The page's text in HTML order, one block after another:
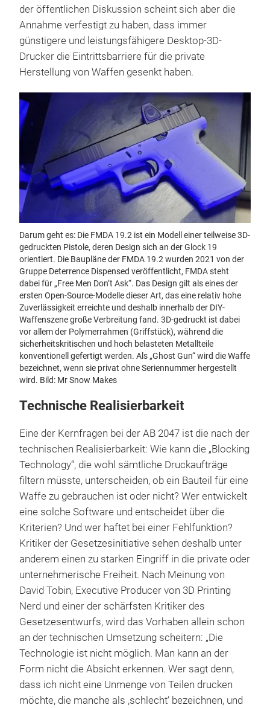
der öffentlichen Diskussion scheint sich aber die
Annahme verfestigt zu haben, dass immer
günstigere und leistungsfähigere Desktop-3D-
Drucker die Eintrittsbarriere für die private
Herstellung von Waffen gesenkt haben.
Darum geht es: Die FMDA 19.2 ist ein Modell einer teilweise 3D-
gedruckten Pistole, deren Design sich an der Glock 19
orientiert. Die Baupläne der FMDA 19.2 wurden 2021 von der
Gruppe Deterrence Dispensed veröffentlicht, FMDA steht
dabei für „Free Men Don’t Ask“. Das Design gilt als eines der
ersten Open-Source-Modelle dieser Art, das eine relativ hohe
Zuverlässigkeit erreichte und deshalb innerhalb der DIY-
Waffenszene große Verbreitung fand. 3D-gedruckt ist dabei
vor allem der Polymerrahmen (Griffstück), während die
sicherheitskritischen und hoch belasteten Metallteile
konventionell gefertigt werden. Als „Ghost Gun“ wird die Waffe
bezeichnet, wenn sie privat ohne Seriennummer hergestellt
wird. Bild: Mr Snow Makes
Technische Realisierbarkeit
Eine der Kernfragen bei der AB 2047 ist die nach der
technischen Realisierbarkeit: Wie kann die „Blocking
Technology“, die wohl sämtliche Druckaufträge
filtern müsste, unterscheiden, ob ein Bauteil für eine
Waffe zu gebrauchen ist oder nicht? Wer entwickelt
eine solche Software und entscheidet über die
Kriterien? Und wer haftet bei einer Fehlfunktion?
Kritiker der Gesetzesinitiative sehen deshalb unter
anderem einen zu starken Eingriff in die private oder
unternehmerische Freiheit. Nach Meinung von
David Tobin, Executive Producer von 3D Printing
Nerd und einer der schärfsten Kritiker des
Gesetzesentwurfs, wird das Vorhaben allein schon
an der technischen Umsetzung scheitern: „Die
Technologie ist nicht möglich. Man kann an der
Form nicht die Absicht erkennen. Wer sagt denn,
dass ich nicht eine Unmenge von Teilen drucken
möchte, die manche als ,schlecht‘ bezeichnen, und